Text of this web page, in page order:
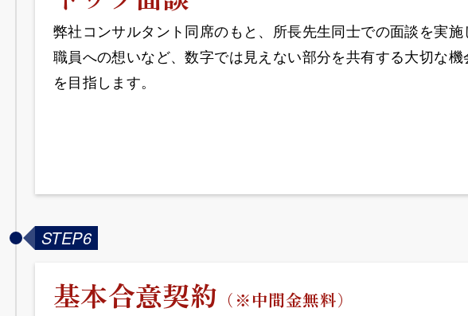
弊社コンサルタント同席のもと、所長先生同士での面談を実施
職員への想いなど、数字では見えない部分を共有する大切な
を目指します。
STEP6
基本合意契約 （※中間金無料）